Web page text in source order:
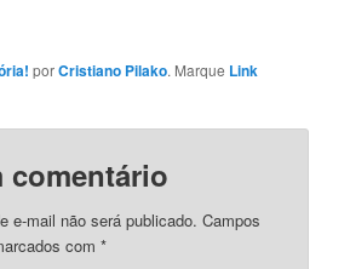
porCristiano Pilako. Marque Link
comentário
e-mail não será publicado. Campos
com*